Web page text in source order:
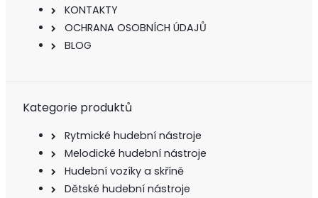
KONTAKTY
OCHRANA OSOBNÍCH ÚDAJŮ
BLOG
Kategorie produktů
Rytmické hudební nástroje
Melodické hudební nástroje
Hudební vozíky a skříně
Dětské hudební nástroje